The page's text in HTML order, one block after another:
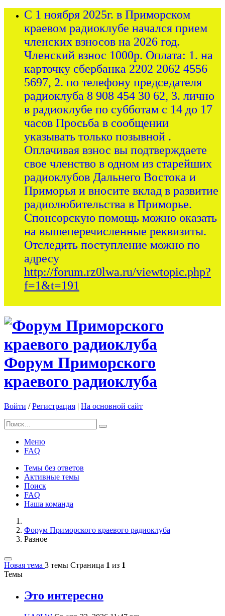
С 1 ноября 2025г. в Приморском
краевом радиоклубе начался прием
членских взносов на 2026 год.
Членский взнос 1000р. Оплата: 1. на
карточку сбербанка 2202 2062 4556
5697, 2. по телефону председателя
радиоклуба 8 908 454 30 62, 3. лично
в радиоклубе по субботам с 14 до 17
часов Просьба в сообщении
указывать только позывной .
Оплачивая взнос вы подтверждаете
свое членство в одном из старейших
радиоклубов Дальнего Востока и
Приморья и вносите вклад в развитие
радиолюбительства в Приморье.
Спонсорскую помощь можно оказать
на вышеперечисленные реквизиты.
Отследить поступление можно по
адресу
http://forum.rz0lwa.ru/viewtopic.php?
f=1&t=191
Форум Приморского
краевого радиоклуба
Войти /Регистрация | На основной сайт
Меню
FAQ
Темы без ответов
Активные темы
Поиск
FAQ
Наша команда
Форум Приморского краевого радиоклуба
Разное
Новая тема 3 темы Страница 1 из 1
Темы
Это интересно